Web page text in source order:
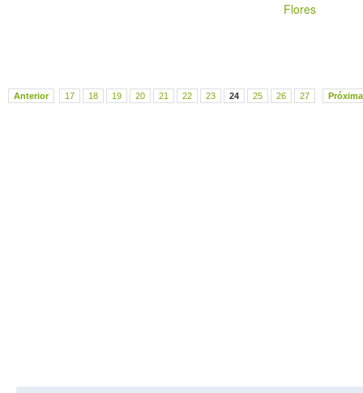
Flores
Anterior 17 18 19 20 21 22 23 24 25 26 27 Próxima